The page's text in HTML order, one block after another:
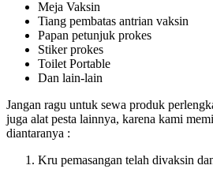
Meja Vaksin
Tiang pembatas antrian vaksin
Papan petunjuk prokes
Stiker prokes
Toilet Portable
Dan lain-lain
Jangan ragu untuk sewa produk
juga alat pesta lainnya, karena kami
diantaranya :
Kru pemasangan telah divaksin